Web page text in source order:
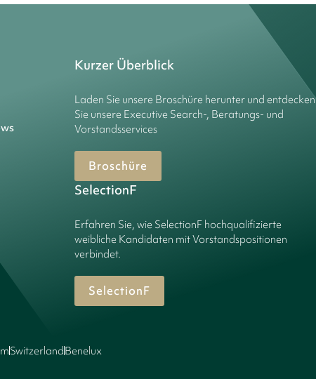
Kurzer Überblick
Laden Sie unsere Broschüre herunter und entdecken
Sie unsere Executive Search-, Beratungs- und
Vorstandsservices
Broschüre
SelectionF
Erfahren Sie, wie SelectionF hochqualifizierte
weibliche Kandidaten mit Vorstandspositionen
verbindet.
SelectionF
SwitzerlandBenelux